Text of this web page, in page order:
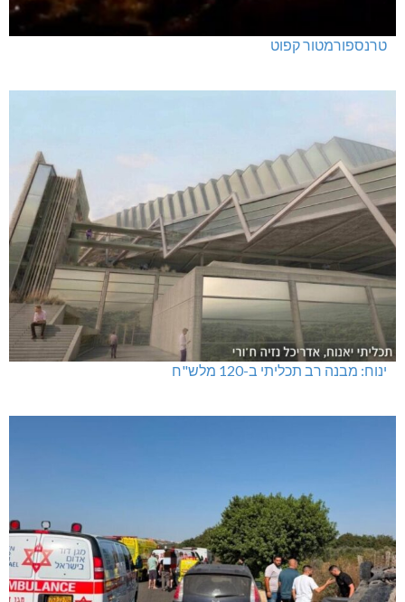
טרנספורמטור קפוט
ינוח: מבנה רב תכליתי ב-120 מלש"ח